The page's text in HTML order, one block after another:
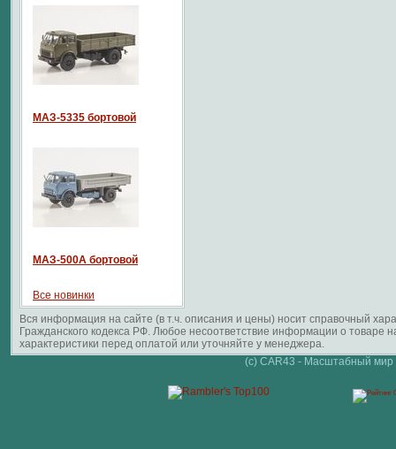
МАЗ-5335 бортовой
МАЗ-500А бортовой
Все новинки
Вся информация на сайте (в т.ч. описания и цены) носит справочный
Гражданского кодекса РФ. Любое несоответствие информации о
характеристики перед оплатой или уточняйте у менеджера.
(c) CAR43 - Масштабный мир